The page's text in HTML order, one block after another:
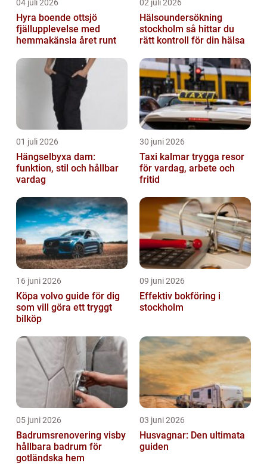
04 juli 2026
Hyra boende ottsjö
fjällupplevelse med
hemmakänsla året runt
02 juli 2026
Hälsoundersökning
stockholm så hittar du
rätt kontroll för din hälsa
01 juli 2026
Hängselbyxa dam:
funktion, stil och hållbar
vardag
30 juni 2026
Taxi kalmar trygga resor
för vardag, arbete och
fritid
16 juni 2026
Köpa volvo guide för dig
som vill göra ett tryggt
bilköp
09 juni 2026
Effektiv bokföring i
stockholm
05 juni 2026
Badrumsrenovering visby
hållbara badrum för
gotländska hem
03 juni 2026
Husvagnar: Den ultimata
guiden